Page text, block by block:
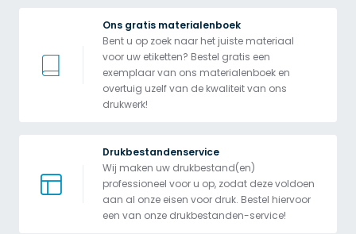
Ons gratis materialenboek
Bent u op zoek naar het juiste materiaal
voor uw etiketten? Bestel gratis een
exemplaar van ons materialenboek en
overtuig uzelf van de kwaliteit van ons
drukwerk!
Drukbestandenservice
Wij maken uw drukbestand(en)
professioneel voor u op, zodat deze voldoen
aan al onze eisen voor druk. Bestel hiervoor
een van onze drukbestanden-service!